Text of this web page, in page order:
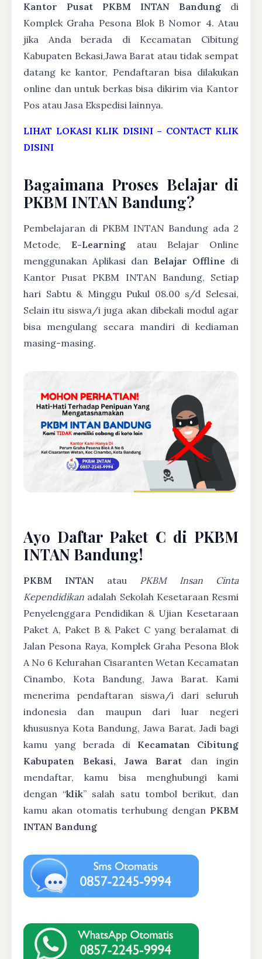
Kantor Pusat PKBM INTAN Bandung di
Komplek Graha Pesona Blok B Nomor 4. Atau
jika Anda berada di Kecamatan Cibitung
Kabupaten Bekasi,Jawa Barat atau tidak sempat
datang ke kantor, Pendaftaran bisa dilakukan
online dan untuk berkas bisa dikirim via Kantor
Pos atau Jasa Ekspedisi lainnya.
LIHAT LOKASI KLIK DISINI – CONTACT KLIK
DISINI
Bagaimana Proses Belajar di
PKBM INTAN Bandung?
Pembelajaran di PKBM INTAN Bandung ada 2
Metode,E-Learning atau Belajar Online
menggunakan Aplikasi dan Belajar Offline di
Kantor Pusat PKBM INTAN Bandung, Setiap
hari Sabtu & Minggu Pukul 08.00 s/d Selesai,
Selain itu siswa/i juga akan dibekali modul agar
bisa mengulang secara mandiri di kediaman
masing-masing.
Ayo Daftar Paket C di PKBM
INTAN Bandung!
PKBM INTAN atau PKBM Insan Cinta
Kependidikan adalah Sekolah Kesetaraan Resmi
Penyelenggara Pendidikan & Ujian Kesetaraan
Paket A, Paket B & Paket C yang beralamat di
Jalan Pesona Raya, Komplek Graha Pesona Blok
A No 6 Kelurahan Cisaranten Wetan Kecamatan
Cinambo, Kota Bandung, Jawa Barat. Kami
menerima pendaftaran siswa/i dari seluruh
indonesia dan maupun dari luar negeri
khususnya Kota Bandung, Jawa Barat. Jadi bagi
kamu yang berada di Kecamatan Cibitung
Kabupaten Bekasi, Jawa Barat dan ingin
mendaftar, kamu bisa menghubungi kami
dengan “klik” salah satu tombol berikut, dan
kamu akan otomatis terhubung dengan PKBM
INTAN Bandung